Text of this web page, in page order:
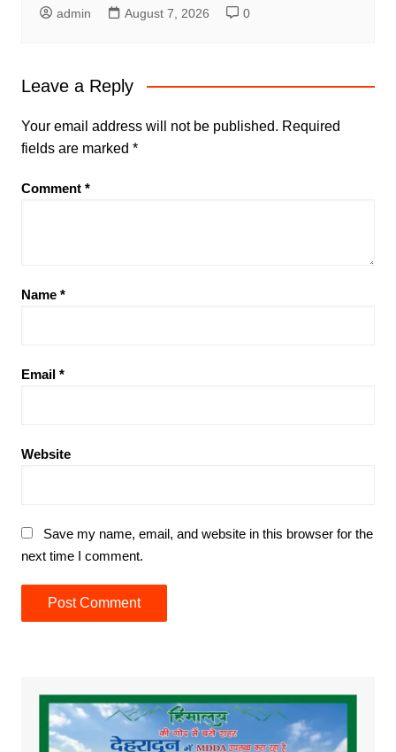
admin August 7, 2026 0
Leave a Reply
Your email address will not be published. Required
fields are marked *
Comment *
Name *
Email *
Website
Save my name, email, and website in this browser for the
next time I comment.